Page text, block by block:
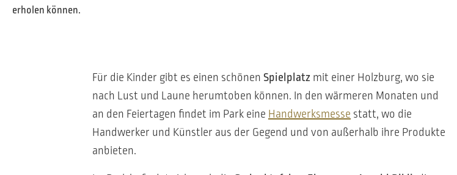
erholen können.
Für die Kinder gibt es einen schönen Spielplatz mit einer Holzburg, wo sie
nach Lust und Laune herumtoben können. In den wärmeren Monaten und
an den Feiertagen findet im Park eine Handwerksmesse statt, wo die
Handwerker und Künstler aus der Gegend und von außerhalb ihre Produkte
anbieten.